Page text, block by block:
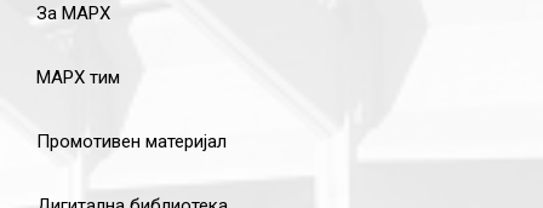
За МАРХ
МАРХ тим
Промотивен материјал